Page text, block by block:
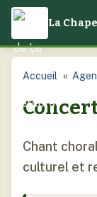
La
Notre village
Actualités
Mairie
( 12 sections )
Accueil
Chant
culturel et